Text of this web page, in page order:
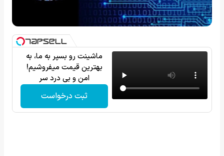
ماشینت رو بسپر به ما، به
بهترین قیمت میفروشیم!
امن و بی درد سر
ثبت درخواست